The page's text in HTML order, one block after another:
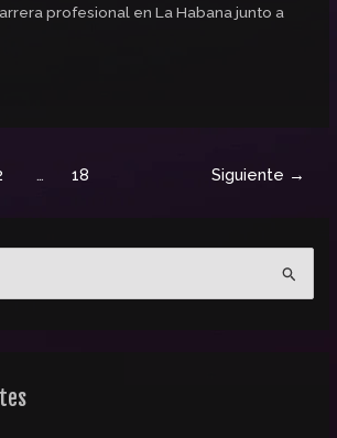
profesional en La Habana junto a
… 18 Siguiente →